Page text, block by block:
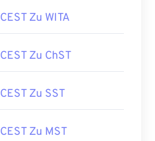
CEST Zu WITA
CEST Zu ChST
CEST Zu SST
CEST Zu MST